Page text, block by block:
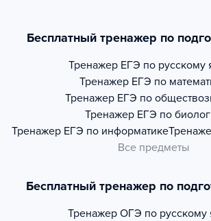
Бесплатный тренажер по
Тренажер ЕГЭ по русскому
Тренажер ЕГЭ по
Тренажер ЕГЭ по
Тренажер ЕГЭ по
Тренажер ЕГЭ по информатике
Все предметы
Бесплатный тренажер по
Тренажер ОГЭ по русскому